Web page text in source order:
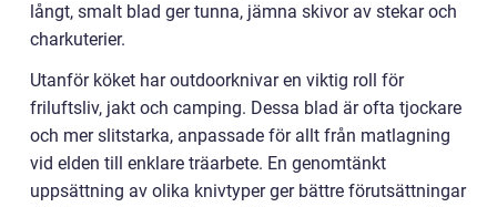
långt, smalt blad ger tunna, jämna skivor av stekar och
charkuterier.
Utanför köket har outdoorknivar en viktig roll för
friluftsliv, jakt och camping. Dessa blad är ofta tjockare
och mer slitstarka, anpassade för allt från matlagning
vid elden till enklare träarbete. En genomtänkt
uppsättning av olika knivtyper ger bättre förutsättningar